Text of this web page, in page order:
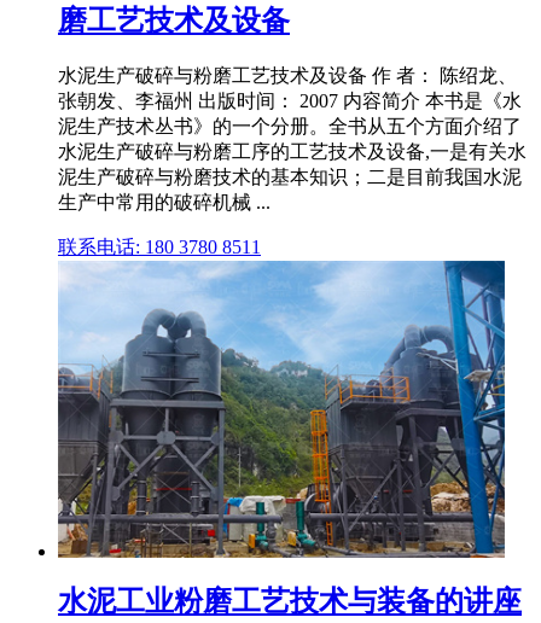
磨工艺技术及设备
水泥生产破碎与粉磨工艺技术及设备 作 者： 陈绍龙、
张朝发、李福州 出版时间： 2007 内容简介 本书是《水
泥生产技术丛书》的一个分册。全书从五个方面介绍了
水泥生产破碎与粉磨工序的工艺技术及设备,一是有关水
泥生产破碎与粉磨技术的基本知识；二是目前我国水泥
生产中常用的破碎机械 ...
联系电话: 180 3780 8511
水泥工业粉磨工艺技术与装备的讲座